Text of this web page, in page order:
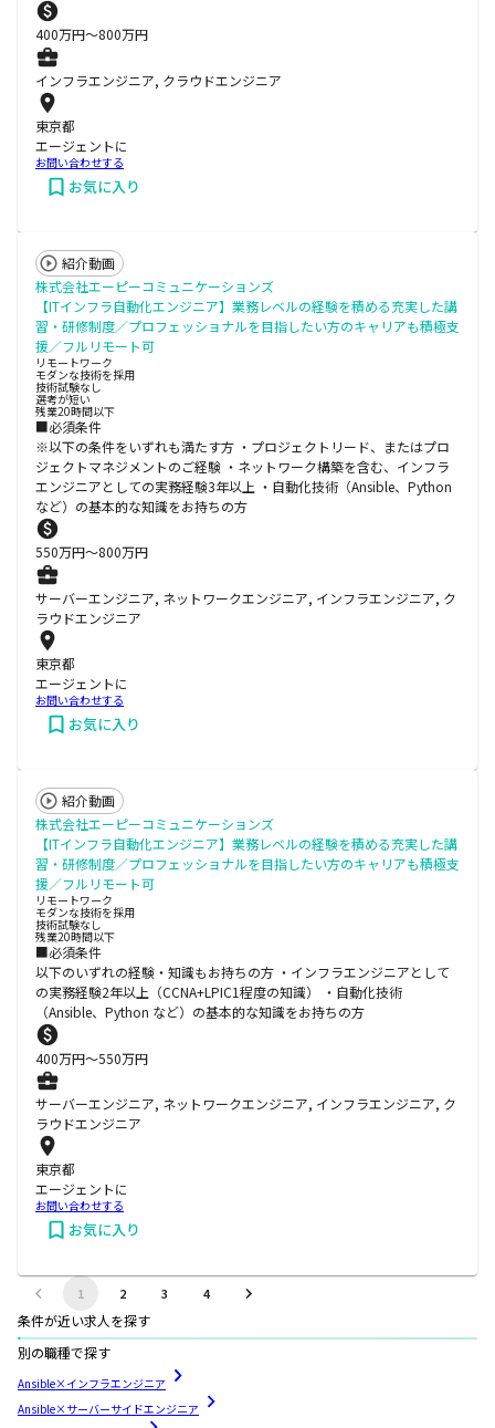
400万円〜800万円
インフラエンジニア, クラウドエンジニア
東京都
エージェントに
お問い合わせする
お気に入り
紹介動画
株式会社エーピーコミュニケーションズ
【ITインフラ自動化エンジニア】業務レベルの経験を積める充実した講
習・研修制度／プロフェッショナルを目指したい方のキャリアも積極支
援／フルリモート可
リモートワーク
モダンな技術を採用
技術試験なし
選考が短い
残業20時間以下
■必須条件
※以下の条件をいずれも満たす方 ・プロジェクトリード、またはプロ
ジェクトマネジメントのご経験 ・ネットワーク構築を含む、インフラ
エンジニアとしての実務経験3年以上 ・自動化技術（Ansible、Python
など）の基本的な知識をお持ちの方
550万円〜800万円
サーバーエンジニア, ネットワークエンジニア, インフラエンジニア, ク
ラウドエンジニア
東京都
エージェントに
お問い合わせする
お気に入り
紹介動画
株式会社エーピーコミュニケーションズ
【ITインフラ自動化エンジニア】業務レベルの経験を積める充実した講
習・研修制度／プロフェッショナルを目指したい方のキャリアも積極支
援／フルリモート可
リモートワーク
モダンな技術を採用
技術試験なし
残業20時間以下
■必須条件
以下のいずれの経験・知識もお持ちの方 ・インフラエンジニアとして
の実務経験2年以上（CCNA+LPIC1程度の知識） ・自動化技術
（Ansible、Python など）の基本的な知識をお持ちの方
400万円〜550万円
サーバーエンジニア, ネットワークエンジニア, インフラエンジニア, ク
ラウドエンジニア
東京都
エージェントに
お問い合わせする
お気に入り
1 2 3 4
条件が近い求人を探す
別の職種で探す
Ansible×インフラエンジニア
Ansible×サーバーサイドエンジニア